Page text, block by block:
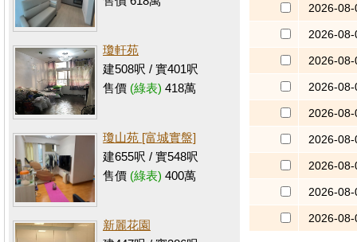
瓊軒苑
建508呎 / 實401呎
售價 (綠表) 418萬
瓊山苑 [富城實盤]
建655呎 / 實548呎
售價 (綠表) 400萬
新麗花園
2026-08-
2026-08-
2026-08-
2026-08-
2026-08-
2026-08-
2026-08-
2026-08-
2026-08-